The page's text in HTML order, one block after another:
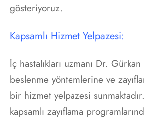
gösteriyoruz.
Kapsamlı Hizmet Yelpazesi:
İç hastalıkları uzmanı Dr. Gürkan
beslenme yöntemlerine ve
bir hizmet yelpazesi
kapsamlı zayıflama